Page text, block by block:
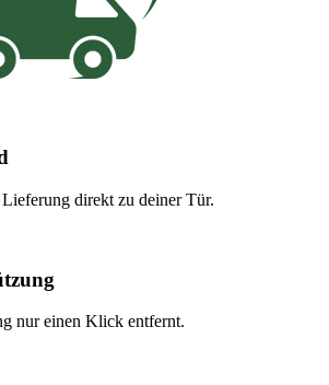
direkt zu deiner Tür.
nur einen Klick entfernt.